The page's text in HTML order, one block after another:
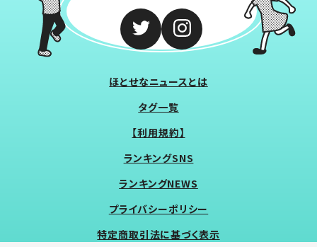
ほとせなニュースとは
タグ一覧
【利用規約】
ランキングSNS
ランキングNEWS
プライバシーポリシー
特定商取引法に基づく表示